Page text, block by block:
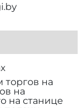
торгов на
на
на станице